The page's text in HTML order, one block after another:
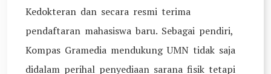
Kedokteran dan secara resmi terima
pendaftaran mahasiswa baru. Sebagai pendiri,
Kompas Gramedia mendukung UMN tidak saja
didalam perihal penyediaan sarana fisik tetapi